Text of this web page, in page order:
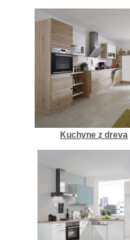
Kuchyne z dreva